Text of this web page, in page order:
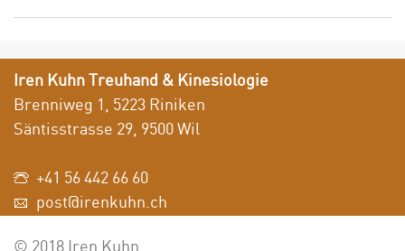
Iren Kuhn Treuhand & Kinesiologie
Brenniweg 1, 5223 Riniken
Säntisstrasse 29, 9500 Wil
+41 56 442 66 60
post@irenkuhn.ch
© 2018 Iren Kuhn